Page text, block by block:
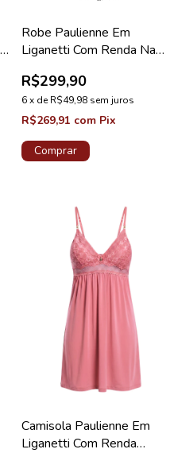
Robe Paulienne Em
Liganetti Com Renda Na
R$299,90
6x deR$49,98 sem juros
R$269,91 com Pix
Comprar
Camisola Paulienne Em
Liganetti Com Renda